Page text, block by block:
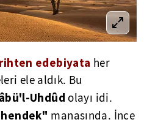
edebiyata her
ele aldık. Bu
Uhdûd olayı idi.
manasında. İnce